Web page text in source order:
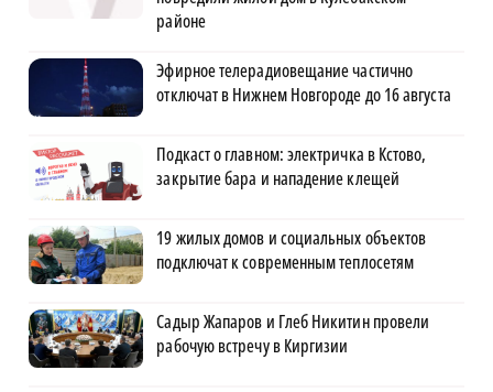
районе
Эфирное телерадиовещание частично
отключат в Нижнем Новгороде до 16 августа
Подкаст о главном: электричка в Кстово,
закрытие бара и нападение клещей
19 жилых домов и социальных объектов
подключат к современным теплосетям
Садыр Жапаров и Глеб Никитин провели
рабочую встречу в Киргизии